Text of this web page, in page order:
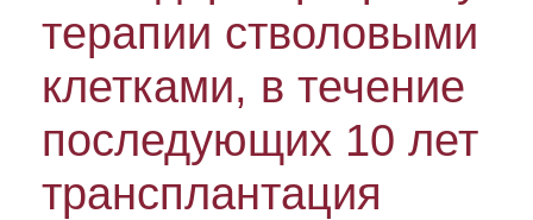
терапии стволовыми
клетками, в течение
последующих 10 лет
трансплантация